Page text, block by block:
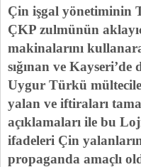
Çin işgal yönetiminin
ÇKP zulmünün
makinalarını
sığınan ve
Uygur Türkü
yalan ve iftiraları
açıklamaları ile bu
ifadeleri Çin
propaganda amaçlı